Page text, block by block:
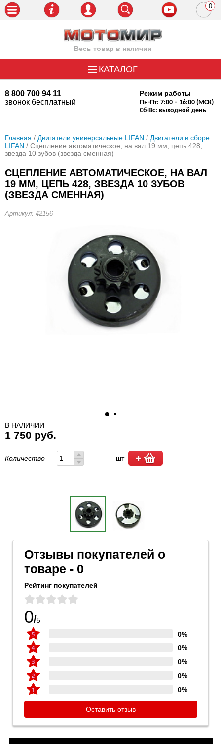
Весь товар в наличии
8 800 700 94 11
звонок бесплатный
Режим работы
Пн-Пт: 7:00 – 16:00 (МСК)
Сб-Вс: выходной день
0
КАТАЛОГ
Главная / Двигатели универсальные LIFAN / Двигатели в сборе
LIFAN / Сцепление автоматическое, на вал 19 мм, цепь 428,
звезда 10 зубов (звезда сменная)
СЦЕПЛЕНИЕ АВТОМАТИЧЕСКОЕ, НА ВАЛ
19 ММ, ЦЕПЬ 428, ЗВЕЗДА 10 ЗУБОВ
(ЗВЕЗДА СМЕННАЯ)
Артикул: 42156
В НАЛИЧИИ
1 750 руб.
Количество шт
Отзывы покупателей о
товаре - 0
Рейтинг покупателей
0/5
0%
0%
0%
0%
0%
Оставить отзыв